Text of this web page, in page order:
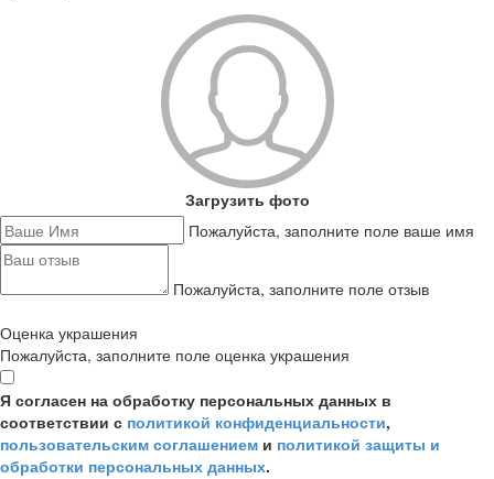
Загрузить фото
Пожалуйста, заполните поле ваше имя
Пожалуйста, заполните поле отзыв
Оценка украшения
Пожалуйста, заполните поле оценка украшения
Я согласен на обработку персональных данных в
соответствии с политикой конфиденциальности,
пользовательским соглашением и политикой защиты и
обработки персональных данных.